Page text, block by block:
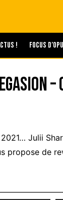
! Focus
Julii
propose de